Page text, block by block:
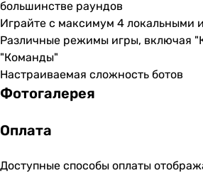
большинстве раундов
Играйте с максимум 4 локальными
Различные режимы игры, включая
"Команды"
Настраиваемая сложность ботов
Фотогалерея
Оплата
Доступные способы оплаты